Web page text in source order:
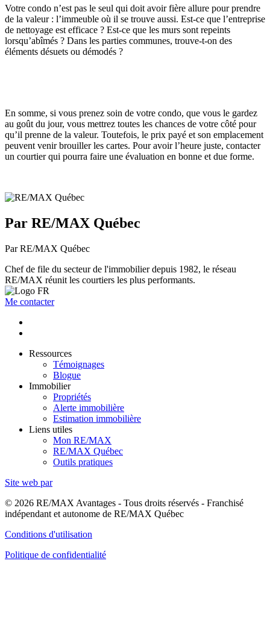
Votre condo n’est pas le seul qui doit avoir fière allure pour prendre
de la valeur : l’immeuble où il se trouve aussi. Est-ce que l’entreprise
de nettoyage est efficace ? Est-ce que les murs sont repeints
lorsqu’abîmés ? Dans les parties communes, trouve-t-on des
éléments désuets ou démodés ?
En somme, si vous prenez soin de votre condo, que vous le gardez
au goût du jour, vous mettrez toutes les chances de votre côté pour
qu’il prenne de la valeur. Toutefois, le prix payé et son emplacement
peuvent venir brouiller les cartes. Pour avoir l’heure juste, contacter
un courtier qui pourra faire une évaluation en bonne et due forme.
Par RE/MAX Québec
Par RE/MAX Québec
Chef de file du secteur de l'immobilier depuis 1982, le réseau
RE/MAX réunit les courtiers les plus performants.
Me contacter
Ressources
Témoignages
Blogue
Immobilier
Propriétés
Alerte immobilière
Estimation immobilière
Liens utiles
Mon RE/MAX
RE/MAX Québec
Outils pratiques
Site web par
© 2026 RE/MAX Avantages - Tous droits réservés - Franchisé
indépendant et autonome de RE/MAX Québec
Conditions d'utilisation
Politique de confidentialité